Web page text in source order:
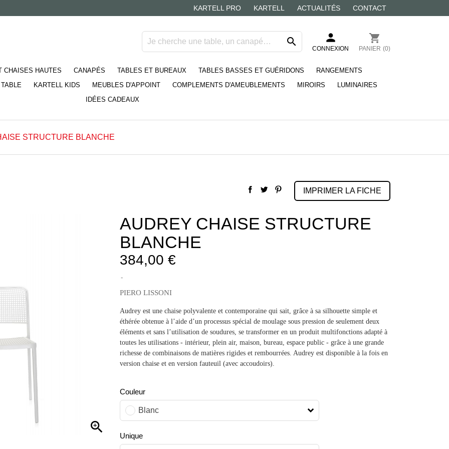
KARTELL PRO KARTELL ACTUALITÉS CONTACT
 person
CONNEXION
shopping_cart
PANIER (0)
CHAISES HAUTES CANAPÉS TABLES ET BUREAUX TABLES BASSES ET GUÉRIDONS
RANGEMENTS
KARTELL KIDS MEUBLES D'APPOINT COMPLEMENTS D'AMEUBLEMENTS MIROIRS
LUMINAIRES
IDÉES CADEAUX
STRUCTURE BLANCHE
IMPRIMER LA FICHE

AUDREY CHAISE STRUCTURE
BLANCHE
384,00 €
PIERO LISSONI
Audrey est une chaise polyvalente et contemporaine qui sait, grâce à sa silhouette simple et
éthérée obtenue à l’aide d’un processus spécial de moulage sous pression de seulement deux
éléments et sans l’utilisation de soudures, se transformer en un produit multifonctions adapté à
toutes les utilisations - intérieur, plein air, maison, bureau, espace public - grâce à une grande
richesse de combinaisons de matières rigides et rembourrées. Audrey est disponible à la fois en
version chaise et en version fauteuil (avec accoudoirs).
Couleur
Blanc
Unique